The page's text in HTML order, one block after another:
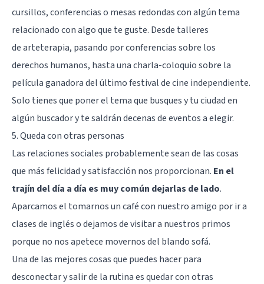
cursillos, conferencias o mesas redondas con algún tema
relacionado con algo que te guste. Desde talleres
dearteterapia, pasando por conferencias sobre los
derechos humanos, hasta una charla-coloquio sobre la
película ganadora del último festival de cine independiente.
Solo tienes que poner el tema que busques y tu ciudad en
algún buscador y te saldrán decenas de eventos a elegir.
5. Queda con otras personas
Las relaciones sociales probablemente sean de las cosas
que más felicidad y satisfacción nos proporcionan. En el
trajín del día a día es muy común dejarlas de lado.
Aparcamos el tomarnos un café con nuestro amigo por ir a
clases de inglés o dejamos de visitar a nuestros primos
porque no nos apetece movernos del blando sofá.
Una de las mejores cosas que puedes hacer para
desconectar y salir de la rutina es quedar con otras